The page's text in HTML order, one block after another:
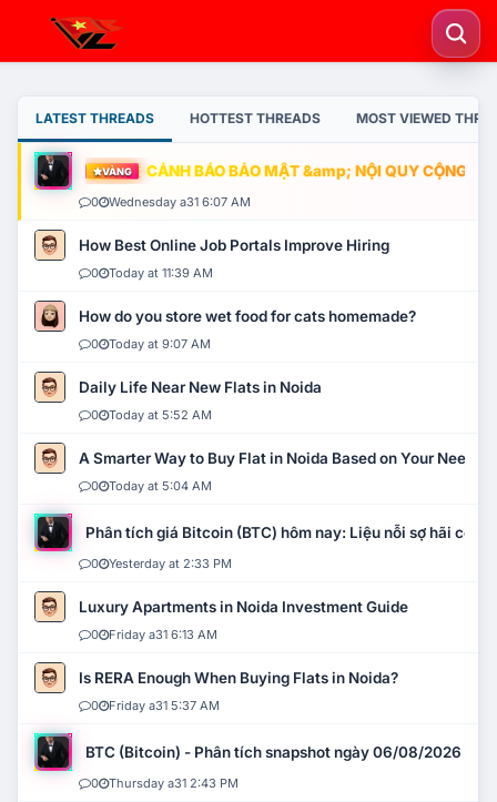
LATEST THREADS HOTTEST THREADS MOST VIEWED
VÀNG CẢNH BÁO BẢO MẬT &amp; NỘI QUY CỘNG
0 Wednesday a31 6:07 AM
How Best Online Job Portals Improve Hiring
0 Today at 11:39 AM
How do you store wet food for cats homemade?
0 Today at 9:07 AM
Daily Life Near New Flats in Noida
0 Today at 5:52 AM
A Smarter Way to Buy Flat in Noida Based on Your Needs
0 Today at 5:04 AM
Phân tích giá Bitcoin (BTC) hôm nay: Liệu nỗi sợ hãi có
0 Yesterday at 2:33 PM
Luxury Apartments in Noida Investment Guide
0 Friday a31 6:13 AM
Is RERA Enough When Buying Flats in Noida?
0 Friday a31 5:37 AM
BTC (Bitcoin) - Phân tích snapshot ngày 06/08/2026
0 Thursday a31 2:43 PM